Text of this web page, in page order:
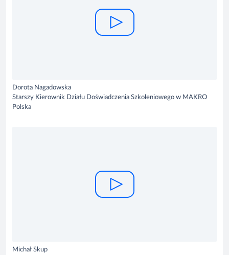
Dorota Nagadowska
Starszy Kierownik Działu Doświadczenia Szkoleniowego w MAKRO
Polska
Michał Skup